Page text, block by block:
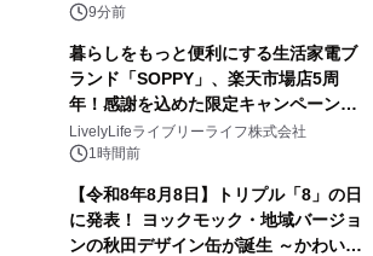
9分前
暮らしをもっと便利にする生活家電ブ
ランド「SOPPY」、楽天市場店5周
年！感謝を込めた限定キャンペーンを
8月10日より開催
LivelyLifeライブリーライフ株式会社
1時間前
【令和8年8月8日】トリプル「8」の日
に発表！ ヨックモック・地域バージョ
ンの秋田デザイン缶が誕生 ～かわいい